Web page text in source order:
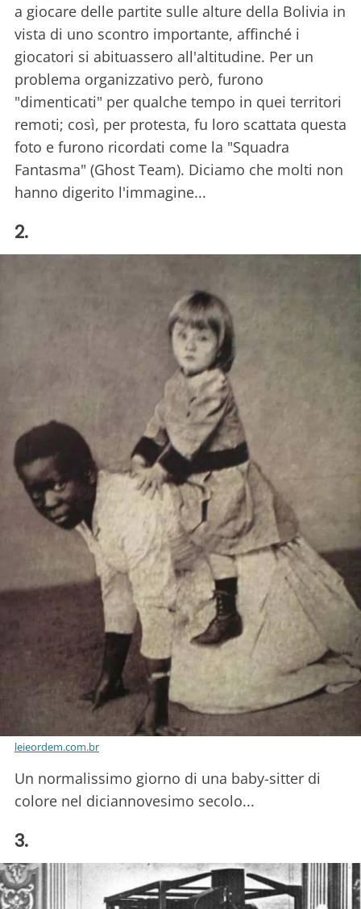
a giocare delle partite sulle alture della Bolivia in
vista di uno scontro importante, affinché i
giocatori si abituassero all'altitudine. Per un
problema organizzativo però, furono
"dimenticati" per qualche tempo in quei territori
remoti; così, per protesta, fu loro scattata questa
foto e furono ricordati come la "Squadra
Fantasma" (Ghost Team). Diciamo che molti non
hanno digerito l'immagine...
2.
leieordem.com.br
Un normalissimo giorno di una baby-sitter di
colore nel diciannovesimo secolo...
3.